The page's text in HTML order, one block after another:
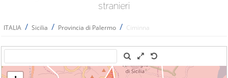
stranieri
ITALIA / Sicilia / Provincia di Palermo / Ciminna